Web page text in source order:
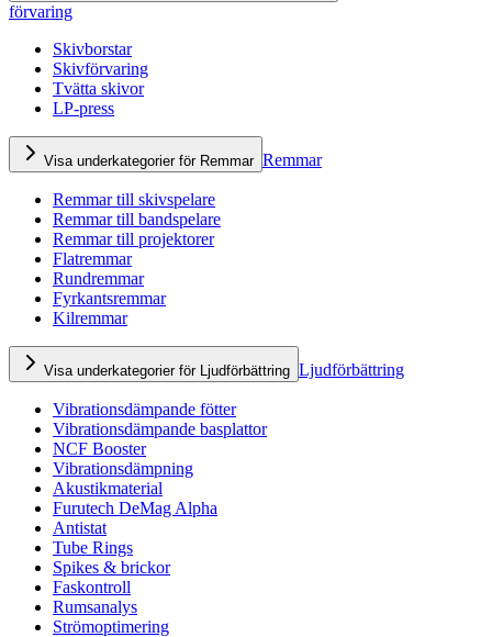
förvaring
Skivborstar
Skivförvaring
Tvätta skivor
LP-press
Visa underkategorier för Remmar Remmar
Remmar till skivspelare
Remmar till bandspelare
Remmar till projektorer
Flatremmar
Rundremmar
Fyrkantsremmar
Kilremmar
Visa underkategorier för Ljudförbättring Ljudförbättring
Vibrationsdämpande fötter
Vibrationsdämpande basplattor
NCF Booster
Vibrationsdämpning
Akustikmaterial
Furutech DeMag Alpha
Antistat
Tube Rings
Spikes & brickor
Faskontroll
Rumsanalys
Strömoptimering